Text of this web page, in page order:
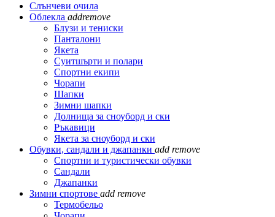
Слънчеви очила
Облекла addremove
Блузи и тениски
Панталони
Якета
Суитшърти и полари
Спортни екипи
Чорапи
Шапки
Зимни шапки
Долнища за сноуборд и ски
Ръкавици
Якета за сноуборд и ски
Обувки, сандали и джапанки add remove
Спортни и туристически обувки
Сандали
Джапанки
Зимни спортове add remove
Термобельо